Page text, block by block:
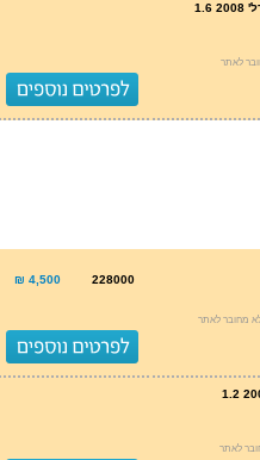
לאתר
מחובר לאתר
228000
4,500 ₪
לאתר